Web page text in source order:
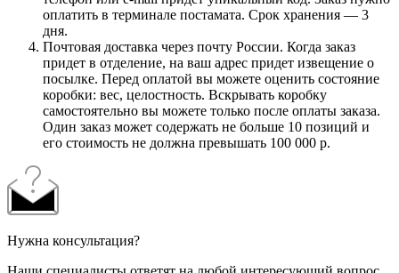
оплатить в терминале постамата. Срок хранения — 3
дня.
Почтовая доставка через почту России. Когда заказ
придет в отделение, на ваш адрес придет извещение о
посылке. Перед оплатой вы можете оценить состояние
коробки: вес, целостность. Вскрывать коробку
самостоятельно вы можете только после оплаты заказа.
Один заказ может содержать не больше 10 позиций и
его стоимость не должна превышать 100 000 р.
Нужна консультация?